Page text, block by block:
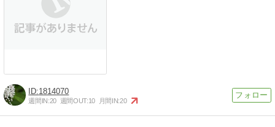
1814070
週間IN:20 週間OUT:10 月間IN:20